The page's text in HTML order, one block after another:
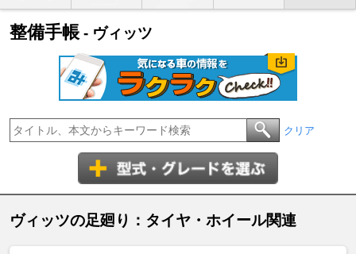
整備手帳 - ヴィッツ
クリア
ヴィッツの足廻り：タイヤ・ホイール関連